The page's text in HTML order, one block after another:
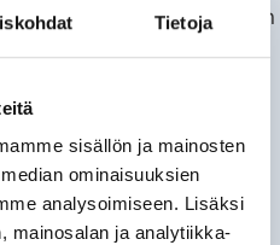
Tietoja
sisällön ja mainosten
ominaisuuksien
analysoimiseen. Lisäksi
mainosalan ja analytiikka-
kotitalousvähennyksen
tiedot
löytyvät
verottajan
sivuilta.